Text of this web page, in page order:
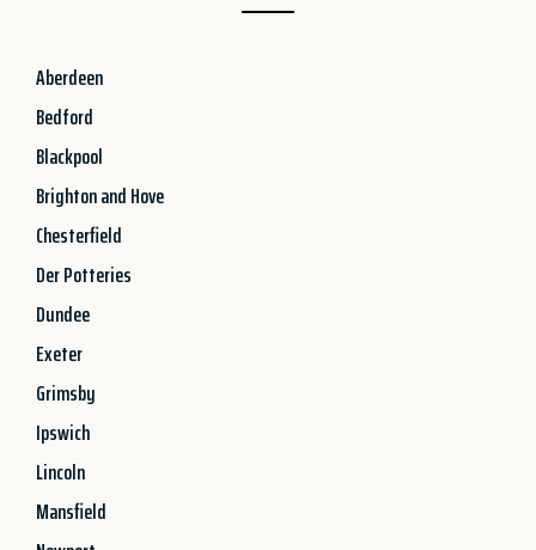
Aberdeen
Bedford
Blackpool
Brighton and Hove
Chesterfield
Der Potteries
Dundee
Exeter
Grimsby
Ipswich
Lincoln
Mansfield